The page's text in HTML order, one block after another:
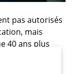
pas autorisés
mais
40 ans plus
soit